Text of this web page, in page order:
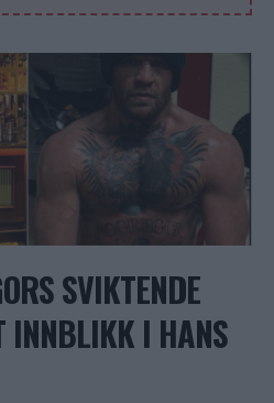
SVIKTENDE
INNBLIKK I HANS